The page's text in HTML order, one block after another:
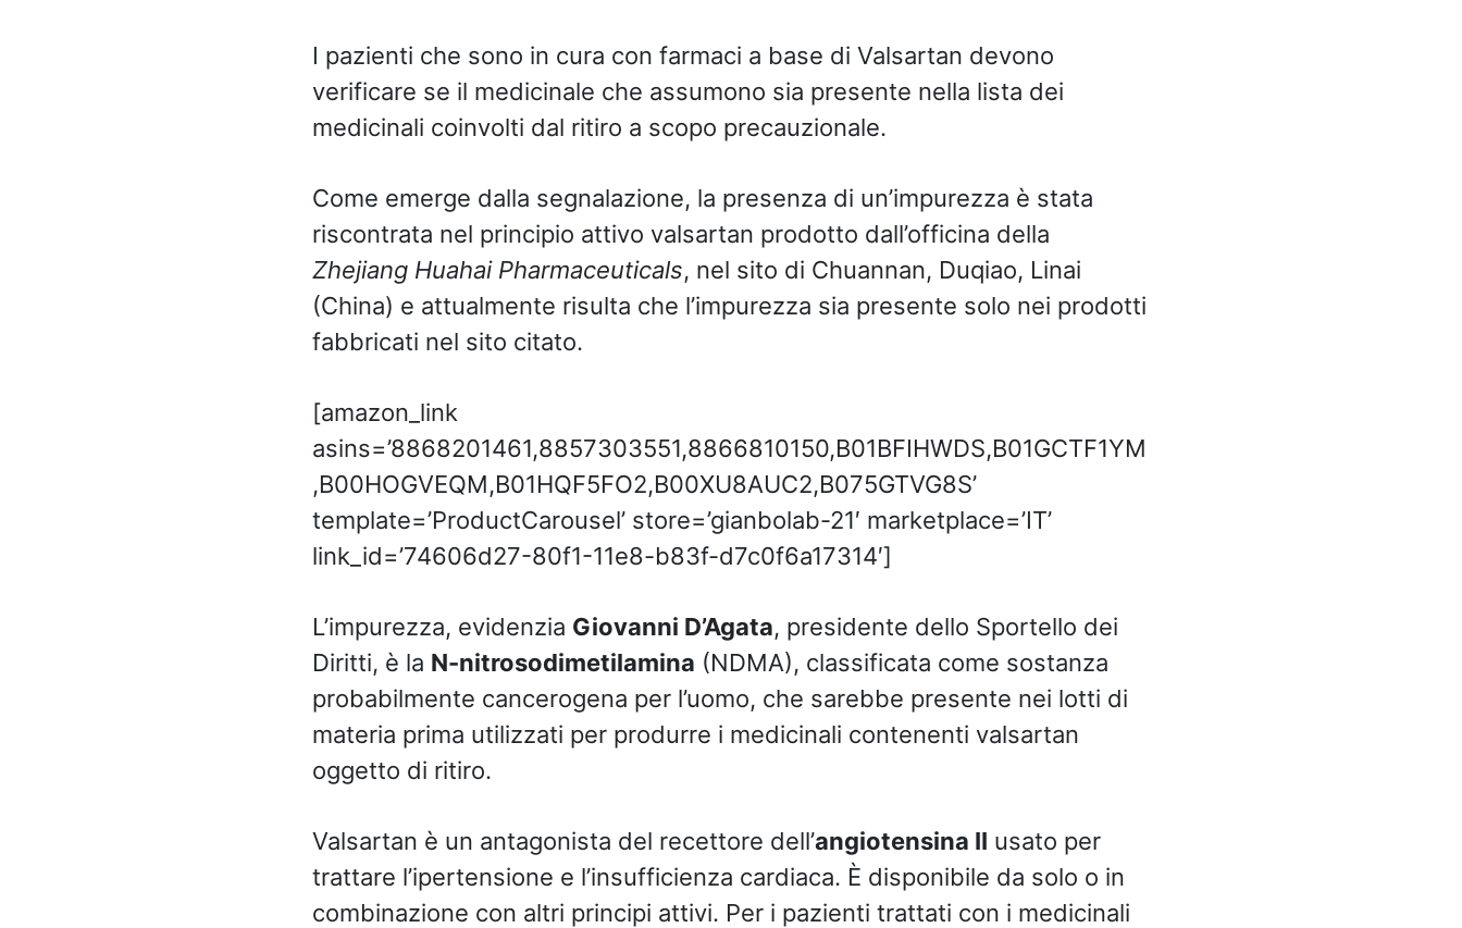
I pazienti che sono in cura con farmaci a base di Valsartan devono
verificare se il medicinale che assumono sia presente nella lista dei
medicinali coinvolti dal ritiro a scopo precauzionale.
Come emerge dalla segnalazione, la presenza di un’impurezza è stata
riscontrata nel principio attivo valsartan prodotto dall’officina della
Zhejiang Huahai Pharmaceuticals, nel sito di Chuannan, Duqiao, Linai
(China) e attualmente risulta che l’impurezza sia presente solo nei prodotti
fabbricati nel sito citato.
[amazon_link
asins=’8868201461,8857303551,8866810150,B01BFIHWDS,B01GCTF1YM
,B00HOGVEQM,B01HQF5FO2,B00XU8AUC2,B075GTVG8S’
template=’ProductCarousel’ store=’gianbolab-21′ marketplace=’IT’
link_id=’74606d27-80f1-11e8-b83f-d7c0f6a17314′]
L’impurezza, evidenzia Giovanni D’Agata, presidente dello Sportello dei
Diritti, è la N-nitrosodimetilamina (NDMA), classificata come sostanza
probabilmente cancerogena per l’uomo, che sarebbe presente nei lotti di
materia prima utilizzati per produrre i medicinali contenenti valsartan
oggetto di ritiro.
Valsartan è un antagonista del recettore dell’angiotensina II usato per
trattare l’ipertensione e l’insufficienza cardiaca. È disponibile da solo o in
combinazione con altri principi attivi. Per i pazienti trattati con i medicinali